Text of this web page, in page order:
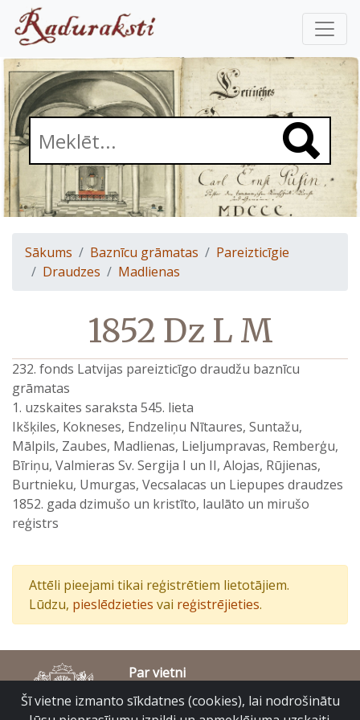
Sākums Baznīcu grāmatas
Pareizticīgie
Draudzes
Madlienas
1852 Dz L M
232. fonds Latvijas pareizticīgo draudžu baznīcu
grāmatas
1. uzskaites saraksta 545. lieta
Ikšķiles, Kokneses, Endzeliņu Nītaures, Suntažu,
Mālpils, Zaubes, Madlienas, Lieljumpravas, Remberģu,
Bīriņu, Valmieras Sv. Sergija I un II, Alojas, Rūjienas,
Burtnieku, Umurgas, Vecsalacas un Liepupes draudzes
1852. gada dzimušo un kristīto, laulāto un mirušo
reģistrs
Attēli pieejami tikai reģistrētiem lietotājiem.
Lūdzu, pieslēdzieties vai reģistrējieties.
Par vietni
Piekļūstamības paziņojums
© Latvijas Valsts vēstures arhīvs 2007-2026
Šī vietne izmanto sīkdatnes (cookies), lai nodrošinātu